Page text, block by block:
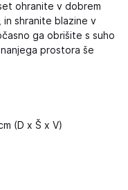
ohranite v dobrem
shranite blazine v
ga obrišite s suho
prostora še
(D x Š x V)